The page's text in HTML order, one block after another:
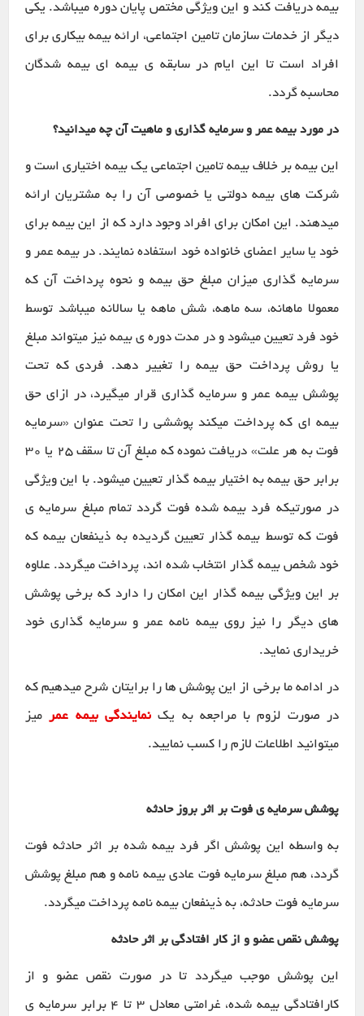
بیمه دریافت کند و این ویژگی مختص پایان دوره میباشد. یکی
دیگر از خدمات سازمان تامین اجتماعی، ارائه بیمه بیکاری برای
افراد است تا این ایام در سابقه ی بیمه ای بیمه شدگان
محاسبه گردد.
در مورد بیمه عمر و سرمایه گذاری و ماهیت آن چه میدانید؟
این بیمه بر خلاف بیمه تامین اجتماعی یک بیمه اختیاری است و
شرکت های بیمه دولتی یا خصوصی آن را به مشتریان ارائه
میدهند. این امکان برای افراد وجود دارد که از این بیمه برای
خود یا سایر اعضای خانواده خود استفاده نمایند. در بیمه عمر و
سرمایه گذاری میزان مبلغ حق بیمه و نحوه پرداخت آن که
معمولا ماهانه، سه ماهه، شش ماهه یا سالانه میباشد توسط
خود فرد تعیین میشود و در مدت دوره ی بیمه نیز میتواند مبلغ
یا روش پرداخت حق بیمه را تغییر دهد. فردی که تحت
پوشش بیمه عمر و سرمایه گذاری قرار میگیرد، در ازای حق
بیمه ای که پرداخت میکند پوششی را تحت عنوان «سرمایه
فوت به هر علت» دریافت نموده که مبلغ آن تا سقف ۲۵ یا ۳۰
برابر حق بیمه به اختیار بیمه گذار تعیین میشود. با این ویژگی
در صورتیکه فرد بیمه شده فوت گردد تمام مبلغ سرمایه ی
فوت که توسط بیمه گذار تعیین گردیده به ذینفعان بیمه که
خود شخص بیمه گذار انتخاب شده اند، پرداخت میگردد. علاوه
بر این ویژگی بیمه گذار این امکان را دارد که برخی پوشش
های دیگر را نیز روی بیمه نامه عمر و سرمایه گذاری خود
خریداری نماید.
در ادامه ما برخی از این پوشش ها را برایتان شرح میدهیم که
در صورت لزوم با مراجعه به یکنمایندگی بیمه عمرمیز
میتوانید اطلاعات لازم را کسب نمایید.
پوشش سرمایه ی فوت بر اثر بروز حادثه
به واسطه این پوشش اگر فرد بیمه شده بر اثر حادثه فوت
گردد، هم مبلغ سرمایه فوت عادی بیمه نامه و هم مبلغ پوشش
سرمایه فوت حادثه، به ذینفعان بیمه نامه پرداخت میگردد.
پوشش نقص عضو و از کار افتادگی بر اثر حادثه
این پوشش موجب میگردد تا در صورت نقص عضو و از
کارافتادگی بیمه شده، غرامتی معادل ۳ تا ۴ برابر سرمایه ی